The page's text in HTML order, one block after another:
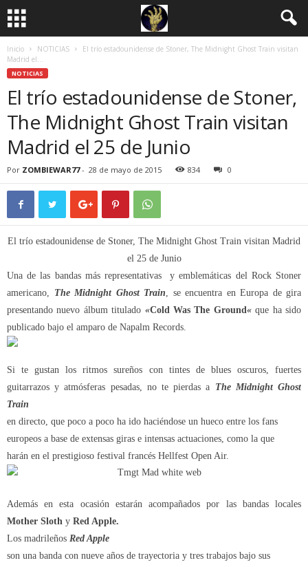
Inicio NOTICIAS
El trío estadounidense de Stoner, The Midnight Ghost Train visitan
Madrid el...
NOTICIAS
El trío estadounidense de Stoner,
The Midnight Ghost Train visitan
Madrid el 25 de Junio
Por ZOMBIEWAR77- 28 de mayo de 2015 834 0
El trío estadounidense de Stoner, The Midnight Ghost Train visitan Madrid
el 25 de Junio
Una de las bandas más representativas y emblemáticas del Rock Stoner
americano, The Midnight Ghost Train, se encuentra en Europa de gira
presentando nuevo álbum titulado «Cold Was The Ground«que ha sido
publicado bajo el amparo de Napalm Records.
Si te gustan los ritmos sureños con tintes de blues oscuros, fuertes
guitarrazos y atmósferas pesadas, no te pierdas a The Midnight Ghost
Train
en directo, que poco a poco ha ido haciéndose un hueco entre los fans
europeos a base de extensas giras e intensas actuaciones, como la que
harán en el prestigioso festival francés Hellfest Open Air.
Además en esta ocasión estarán acompañados por las bandas locales
Mother Sloth y Red Apple.
Los madrileños Red Apple
son una banda con nueve años de trayectoria y tres trabajos bajo sus